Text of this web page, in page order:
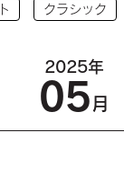
クラシック
2025年
05月